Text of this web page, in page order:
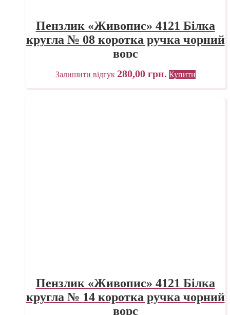
Пензлик «Живопис» 4121 Білка
кругла № 08 коротка ручка чорний
ворс
Залишити відгук 280,00 грн. Купити
Пензлик «Живопис» 4121 Білка
кругла № 14 коротка ручка чорний
ворс